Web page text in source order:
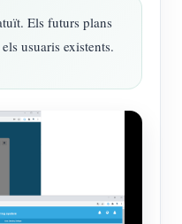
Els futurs plans
usuaris existents.